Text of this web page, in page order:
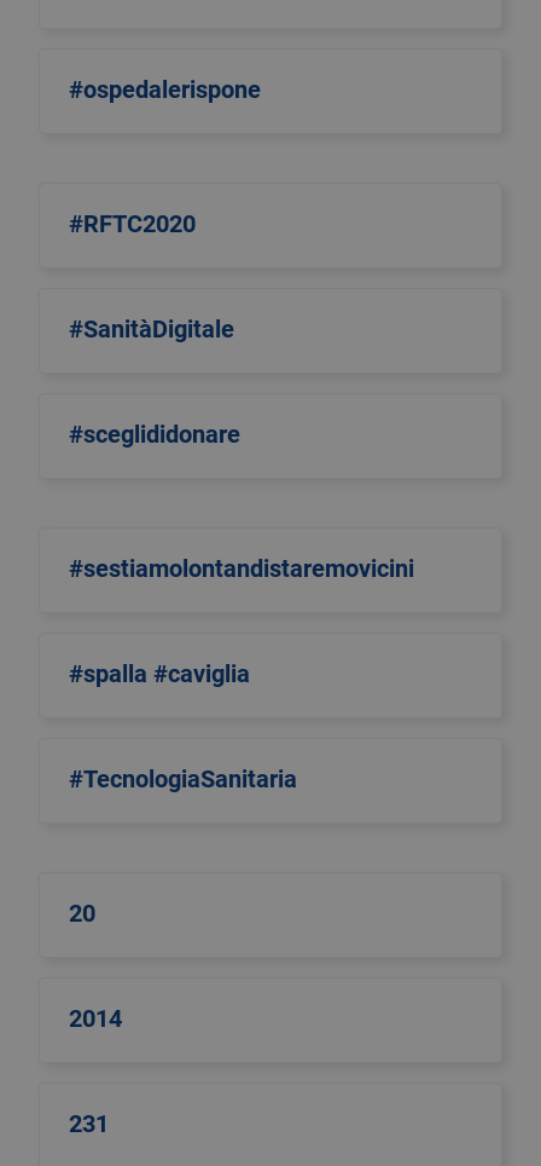
#ospedalerispone
#RFTC2020
#SanitàDigitale
#sceglididonare
#sestiamolontandistaremovicini
#spalla #caviglia
#TecnologiaSanitaria
20
2014
231